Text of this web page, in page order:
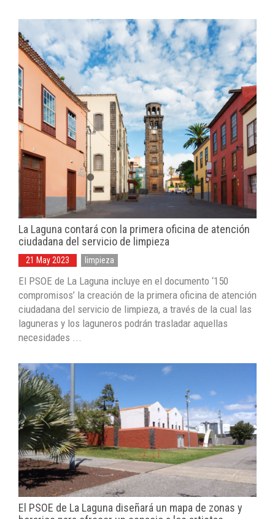
La Laguna contará con la primera oficina de atención
ciudadana del servicio de limpieza
21 May 2023 limpieza
El PSOE de La Laguna incluye en el documento ‘150
compromisos’ la creación de la primera oficina de atención
ciudadana del servicio de limpieza, a través de la cual las
laguneras y los laguneros podrán trasladar aquellas
necesidades ...
El PSOE de La Laguna diseñará un mapa de zonas y